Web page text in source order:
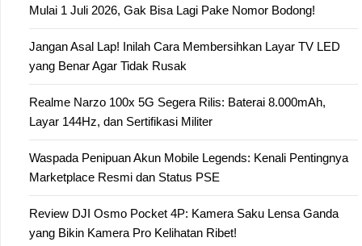
Mulai 1 Juli 2026, Gak Bisa Lagi Pake Nomor Bodong!
Jangan Asal Lap! Inilah Cara Membersihkan Layar TV LED
yang Benar Agar Tidak Rusak
Realme Narzo 100x 5G Segera Rilis: Baterai 8.000mAh,
Layar 144Hz, dan Sertifikasi Militer
Waspada Penipuan Akun Mobile Legends: Kenali Pentingnya
Marketplace Resmi dan Status PSE
Review DJI Osmo Pocket 4P: Kamera Saku Lensa Ganda
yang Bikin Kamera Pro Kelihatan Ribet!